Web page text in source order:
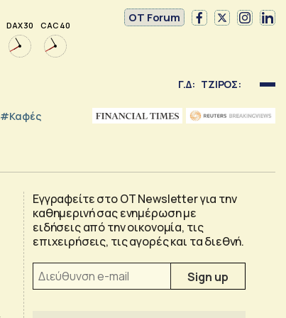
DAX 30 CAC 40
OT Forum
Γ.Δ: ΤΖΙΡΟΣ:
#καφές
Εγγραφείτε στο OT Newsletter για την
καθημερινή σας ενημέρωση με
ειδήσεις από την οικονομία, τις
επιχειρήσεις, τις αγορές και τα διεθνή.